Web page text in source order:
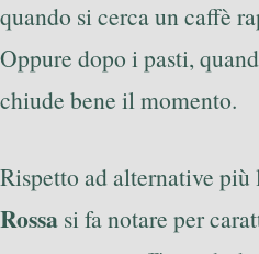
quando si cerca un caffè
Oppure dopo i pasti,
chiude bene il momento.
Rispetto ad alternative più
Rossa si fa notare per